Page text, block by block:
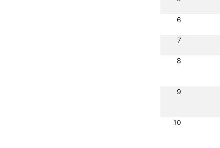
6
7
8
9
10